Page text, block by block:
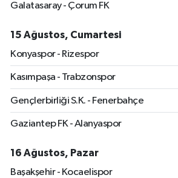
Galatasaray - Çorum FK
15 Ağustos, Cumartesi
Konyaspor - Rizespor
Kasımpaşa - Trabzonspor
Gençlerbirliği S.K. - Fenerbahçe
Gaziantep FK - Alanyaspor
16 Ağustos, Pazar
Başakşehir - Kocaelispor